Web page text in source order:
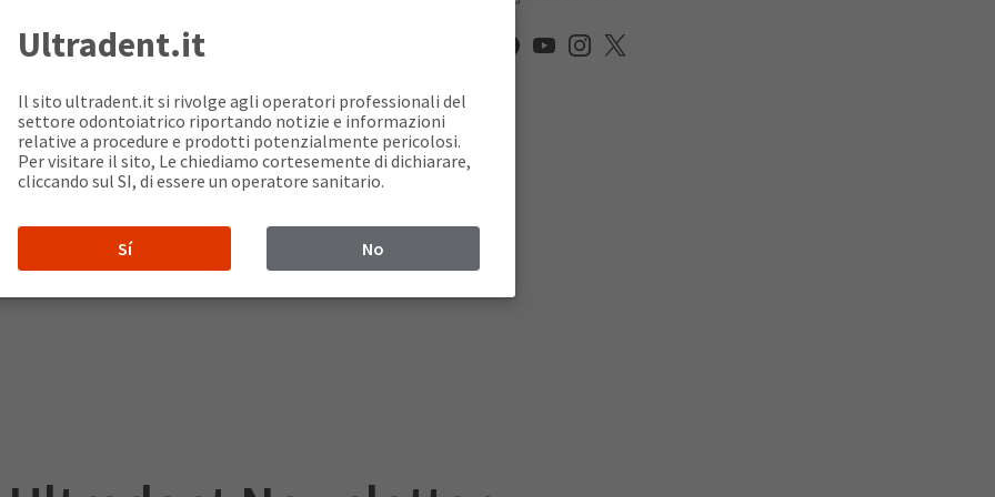
Ultradent.it
Il sito ultradent.it si rivolge agli operatori professionali del
settore odontoiatrico riportando notizie e informazioni
relative a procedure e prodotti potenzialmente pericolosi.
Per visitare il sito, Le chiediamo cortesemente di dichiarare,
cliccando sul SI, di essere un operatore sanitario.
Sí No